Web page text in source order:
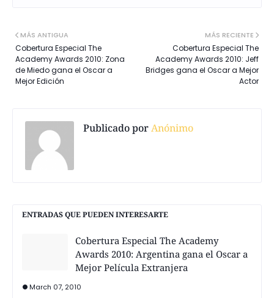
MÁS RECIENTE
Cobertura Especial The
Academy Awards 2010: Jeff
Bridges gana el Oscar a Mejor
Actor
MÁS ANTIGUA
Cobertura Especial The
Academy Awards 2010: Zona
de Miedo gana el Oscar a
Mejor Edición
Publicado porAnónimo
ENTRADAS QUE PUEDEN INTERESARTE
Cobertura Especial The Academy
Awards 2010: Argentina gana el Oscar a
Mejor Película Extranjera
March 07, 2010